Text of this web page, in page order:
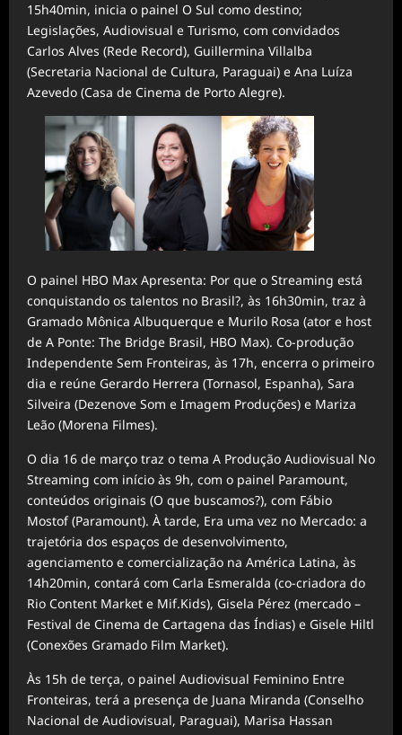
15h40min, inicia o painel O Sul como destino;
Legislações, Audiovisual e Turismo, com convidados
Carlos Alves (Rede Record), Guillermina Villalba
(Secretaria Nacional de Cultura, Paraguai) e Ana Luíza
Azevedo (Casa de Cinema de Porto Alegre).
O painel HBO Max Apresenta: Por que o Streaming está
conquistando os talentos no Brasil?, às 16h30min, traz à
Gramado Mônica Albuquerque e Murilo Rosa (ator e host
de A Ponte: The Bridge Brasil, HBO Max). Co-produção
Independente Sem Fronteiras, às 17h, encerra o primeiro
dia e reúne Gerardo Herrera (Tornasol, Espanha), Sara
Silveira (Dezenove Som e Imagem Produções) e Mariza
Leão (Morena Filmes).
O dia 16 de março traz o tema A Produção Audiovisual No
Streaming com início às 9h, com o painel Paramount,
conteúdos originais (O que buscamos?), com Fábio
Mostof(Paramount). À tarde, Era uma vez no Mercado: a
trajetória dos espaços de desenvolvimento,
agenciamento e comercialização na América Latina, às
14h20min, contará com Carla Esmeralda (co-criadora do
Rio Content Market e Mif.Kids), Gisela Pérez (mercado –
Festival de Cinema de Cartagena das Índias) e Gisele Hiltl
(Conexões Gramado Film Market).
Às 15h de terça, o painel Audiovisual Feminino Entre
Fronteiras, terá a presença de Juana Miranda (Conselho
Nacional de Audiovisual, Paraguai), Marisa Hassan